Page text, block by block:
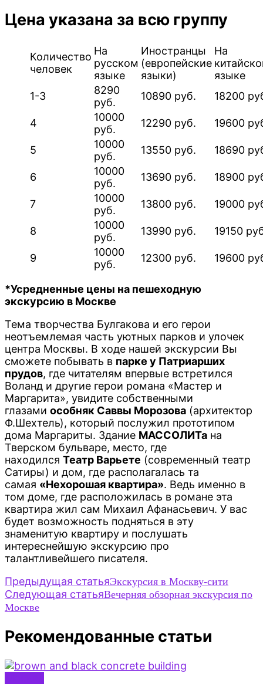
Цена указана за всю группу
Количество
человек
На
русском
языке
Иностранцы
(европейские
языки)
На
языке
1-3
8290
руб.
10890 руб. 18200
4
10000
руб.
12290 руб. 19600
5
10000
руб.
13550 руб. 18690
6
10000
руб.
13690 руб. 18900
7
10000
руб.
13800 руб. 19000
8
10000
руб.
13990 руб. 19150
9
10000
руб.
12300 руб. 19600
*Усредненные цены на пешеходную
экскурсию в Москве
Тема творчества Булгакова и его герои
неотъемлемая часть уютных парков и улочек
центра Москвы. В ходе нашей экскурсии Вы
сможете побывать в парке у Патриарших
прудов, где читателям впервые встретился
Воланд и другие герои романа «Мастер и
Маргарита», увидите собственными
глазами особняк Саввы Морозова (архитектор
Ф.Шехтель), который послужил прототипом
дома Маргариты. Здание МАССОЛИТа на
Тверском бульваре, место, где
находился Театр Варьете (современный театр
Сатиры) и дом, где располагалась та
самая «Нехорошая квартира». Ведь именно в
том доме, где расположилась в романе эта
квартира жил сам Михаил Афанасьевич. У вас
будет возможность подняться в эту
знаменитую квартиру и послушать
интереснейшую экскурсию про
талантливейшего писателя.
Навигация
по
Предыдущая статьяЭкскурсия в Москву-сити
Следующая статьяВечерняя обзорная экскурсия по
Москве
Рекомендованные статьи